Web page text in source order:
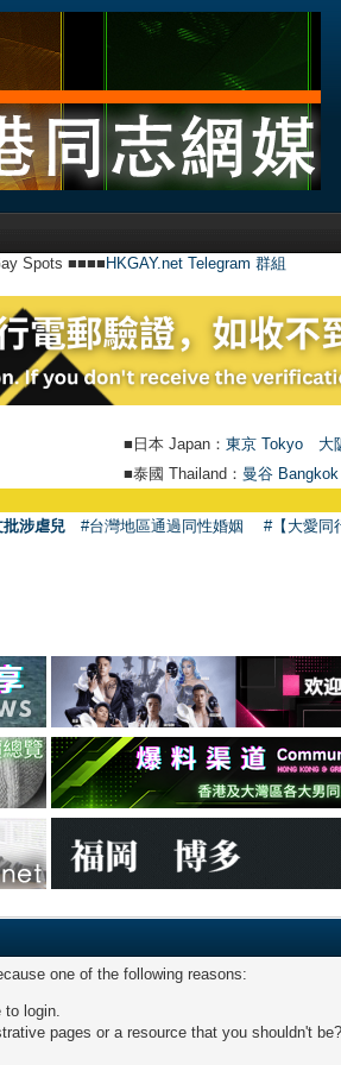
Spots ■■■■ HKGAY.net Telegram 群組
■日本 Japan： 東京 Tokyo 大
■泰國 Thailand： 曼谷 Bangkok
涉虐兒 #台灣地區通過同性婚姻 #【大愛同
one of the following reasons:
login.
pages or a resource that you shouldn't